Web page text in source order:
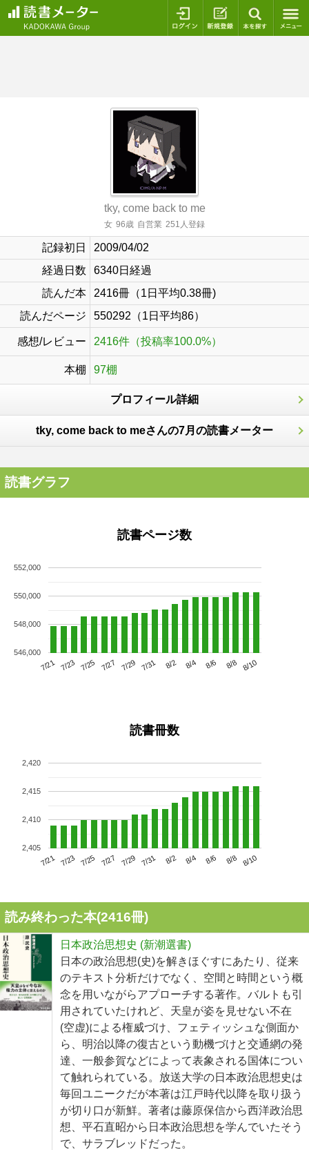
ログイン 新規登録
tky, come back to me
女 96歳 自営業 251人登録
記録初日
2009/04/02
経過日数
6340日経過
読んだ本
2416冊（1日平均0.38冊)
読んだページ
550292（1日平均86）
感想/レビュー 2416件（投稿率100.0%）
本棚 97棚
プロフィール詳細
tky, come back to meさんの7月の読書メーター
読書グラフ
読書ページ数
7/21 7/23 7/25 7/27 7/29 7/31 8/2 8/4 8/6 8/8 8/10
546,000
548,000
550,000
552,000
読書冊数
7/21 7/23 7/25 7/27 7/29 7/31 8/2 8/4 8/6 8/8 8/10
2,405
2,410
2,415
2,420
読み終わった本(2416冊)
日本政治思想史 (新潮選書)
日本の政治思想(史)を解きほぐすにあたり、従来
のテキスト分析だけでなく、空間と時間という概
念を用いながらアプローチする著作。バルトも引
用されていたけれど、天皇が姿を見せない不在
(空虚)による権威づけ、フェティッシュな側面か
ら、明治以降の復古という動機づけと交通網の発
達、一般参賀などによって表象される国体につい
て触れられている。放送大学の日本政治思想史は
毎回ユニークだが本著は江戸時代以降を取り扱う
が切り口が新鮮。著者は藤原保信から西洋政治思
想、平石直昭から日本政治思想を学んでいたそう
で、サラブレッドだった。